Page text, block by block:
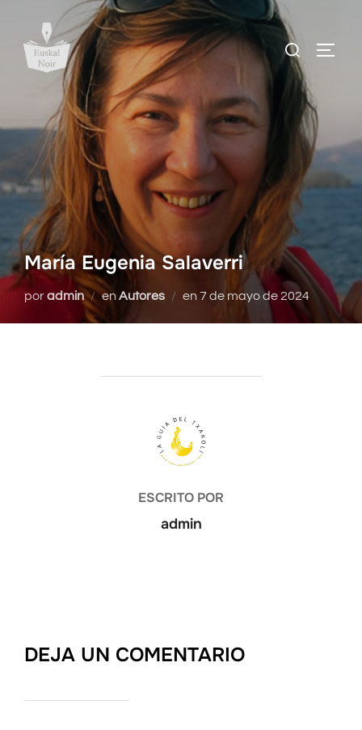
contenido
Buscar:
María Eugenia Salaverri
poradmin en Autores en Publicado
7 de mayo de 2024
AUTOR DE LA ENTRADA
ESCRITO POR
admin
DEJA UN COMENTARIO